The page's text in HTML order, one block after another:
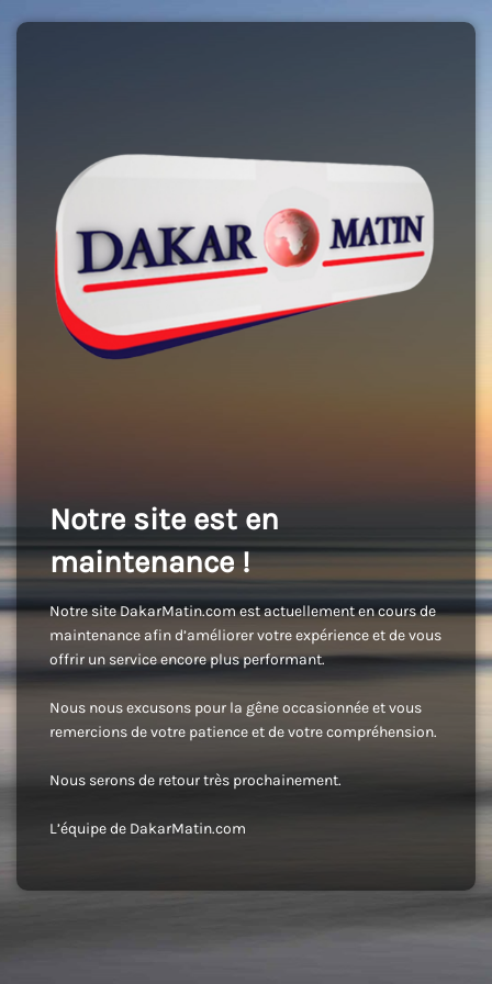
Notre site est en
maintenance !
Notre site DakarMatin.com est actuellement en cours de
maintenance afin d’améliorer votre expérience et de vous
offrir un service encore plus performant.
Nous nous excusons pour la gêne occasionnée et vous
remercions de votre patience et de votre compréhension.
Nous serons de retour très prochainement.
L’équipe de DakarMatin.com